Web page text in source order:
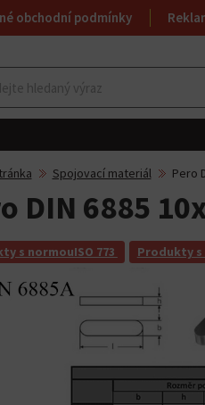
obchodní podmínky
Spojovací materiál Pero
DIN 6885
s normouISO 773 Produkty s